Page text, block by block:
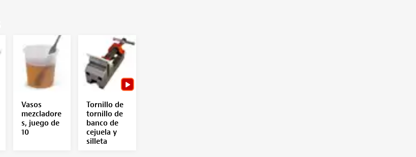
Vasos
mezcladore
s, juego de
10
Tornillo de
tornillo de
banco de
cejuela y
silleta